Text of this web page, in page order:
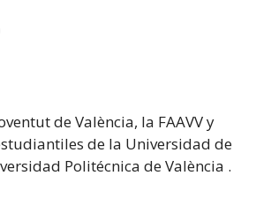
de València, la FAAVV y
de la Universidad de
Politécnica de València .